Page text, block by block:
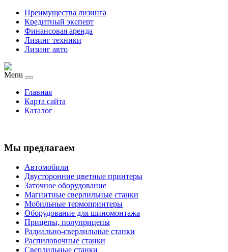
Преимущества лизинга
Кредитный эксперт
Финансовая аренда
Лизинг техники
Лизинг авто
Menu
Главная
Карта сайта
Каталог
Мы предлагаем
Автомобили
Двусторонние цветные принтеры
Заточное оборудование
Магнитные сверлильные станки
Мобильные термопринтеры
Оборудование для шиномонтажа
Прицепы, полуприцепы
Радиально-сверлильные станки
Распиловочные станки
Сверлильные станки